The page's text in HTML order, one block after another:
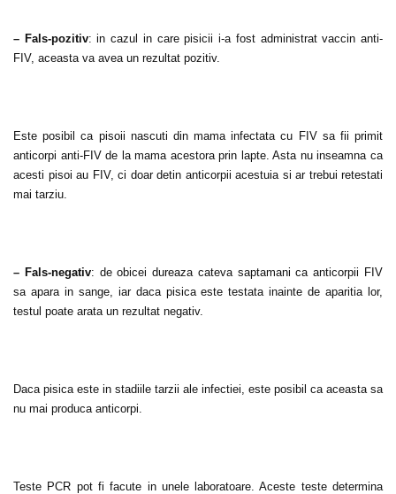
– Fals-pozitiv: in cazul in care pisicii i-a fost administrat vaccin anti-
FIV, aceasta va avea un rezultat pozitiv.
Este posibil ca pisoii nascuti din mama infectata cu FIV sa fii primit
anticorpi anti-FIV de la mama acestora prin lapte. Asta nu inseamna ca
acesti pisoi au FIV, ci doar detin anticorpii acestuia si ar trebui retestati
mai tarziu.
– Fals-negativ: de obicei dureaza cateva saptamani ca anticorpii FIV
sa apara in sange, iar daca pisica este testata inainte de aparitia lor,
testul poate arata un rezultat negativ.
Daca pisica este in stadiile tarzii ale infectiei, este posibil ca aceasta sa
nu mai produca anticorpi.
Teste PCR pot fi facute in unele laboratoare. Aceste teste determina